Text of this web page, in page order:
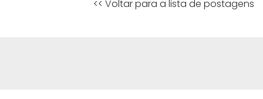
<< Voltar para a lista de postagens